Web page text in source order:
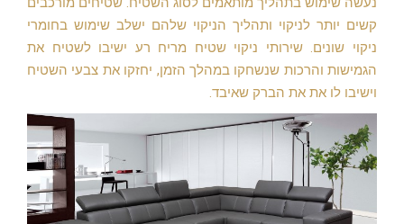
קשים יותר לניקוי ותהליך הניקוי שלהם ישלב שימוש בחומרי
ניקוי שונים. שירותי ניקוי שטיח מריח רע ישיבו לשטיח את
הגמישות והרכות שנשחקו במהלך הזמן, יחזקו את צבעי השטיח
וישיבו לו את את הברק שאיבד.